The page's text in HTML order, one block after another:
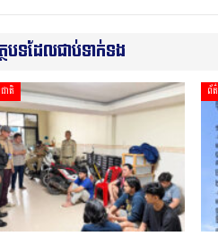
បទដែលជាប់ទាក់ទង
ាតិ ព័